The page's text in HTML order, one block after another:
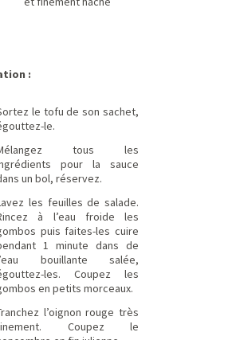
:
le tofu de son sachet,
le.
tous les
pour la sauce
un bol, réservez.
les feuilles de salade.
à l’eau froide les
puis faites-les cuire
1 minute dans de
bouillante salée,
les. Coupez les
en petits morceaux.
l’oignon rouge très
Coupez le